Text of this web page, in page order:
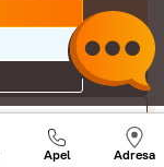
Apel Adresa
Sunați
+